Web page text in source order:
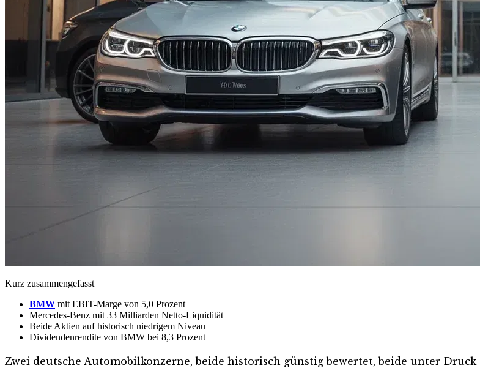
Kurz zusammengefasst
BMW mit EBIT-Marge von 5,0 Prozent
Mercedes-Benz mit 33 Milliarden Netto-Liquidität
Beide Aktien auf historisch niedrigem Niveau
Dividendenrendite von BMW bei 8,3 Prozent
Zwei deutsche Automobilkonzerne, beide historisch günstig bewertet, beide unter